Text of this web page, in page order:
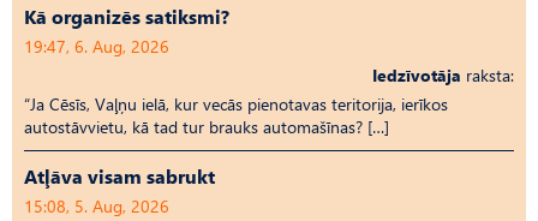
Kā organizēs satiksmi?
19:47, 6. Aug, 2026
Iedzīvotāja raksta:
“Ja Cēsīs, Vaļņu ielā, kur vecās pienotavas teritorija, ierīkos
autostāvvietu, kā tad tur brauks automašīnas? […]
Atļāva visam sabrukt
15:08, 5. Aug, 2026